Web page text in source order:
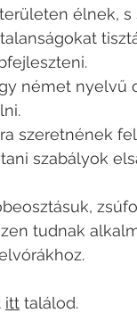
élnek, s
német nyelvű
szeretnének
szabályok
tudnak
itt találod.